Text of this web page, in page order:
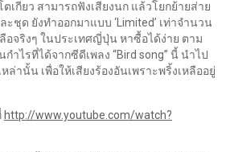
เกียว สามารถฟังเสียงนก แล้วโยกย้ายส่าย
ชุด ยังทำออกมาแบบ ‘Limited’ เท่าจำนวน
จริงๆ ในประเทศญี่ปุ่น หาซื้อได้ง่าย ตาม
ำไรที่ได้จากซีดีเพลง “Bird song” นี้ นำไป
านั้น เพื่อให้เสียงร้องอันเพราะพริ้งเหลืออยู่
http://www.youtube.com/watch?